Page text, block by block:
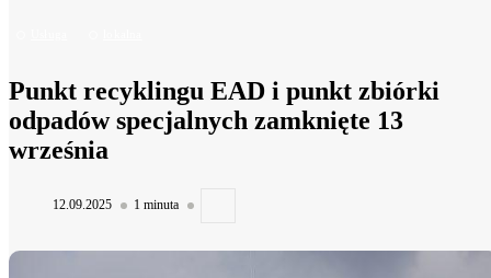
Punkt recyklingu EAD i punkt zbiórki
odpadów specjalnych zamknięte 13
września
12.09.2025 1 minuta